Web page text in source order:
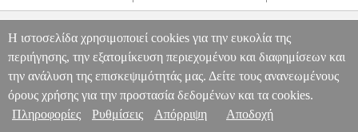
TABLET OEM MITSUBISHI OUTLANDER MOD. 2013>
PER.228883 PER.228883 DIGITAl IQ DIGITAl IQ
ΗΧΟΣΥΣΤΗΜΑΤΑ ΑΥΤΟΚΙΝΗΤΟΥ
DIGITAL IQ LENOVO
SSW 10443_CPA (9") MULTIMEDIA TABLET OEM
MITSUBISHI OUTLANDER MOD. 2013>
0
Πληροφορίες & Υπηρεσίες >
Η ιστοσελίδα χρησιμοποιεί cookies για την ευκολία της
περιήγησης, την εξατομίκευση περιεχομένου και διαφημίσεων και
την ανάλυση της επισκεψιμότητάς μας. Δείτε τους ανανεωμένους
όρους χρήσης για την προστασία δεδομένων και τα cookies.
Πληροφορίες
Ρυθμίσεις Απόρριψη Αποδοχή